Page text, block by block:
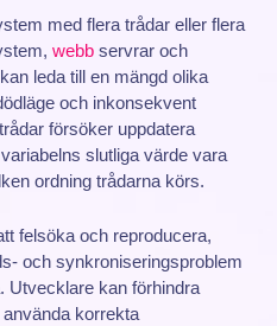
med flera trådar eller flera
webb servrar och
leda till en mängd olika
och inkonsekvent
försöker uppdatera
slutliga värde vara
ordning trådarna körs.
felsöka och reproducera,
och synkroniseringsproblem
Utvecklare kan förhindra
korrekta